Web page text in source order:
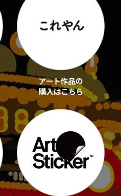
アート作品の
購入はこちら